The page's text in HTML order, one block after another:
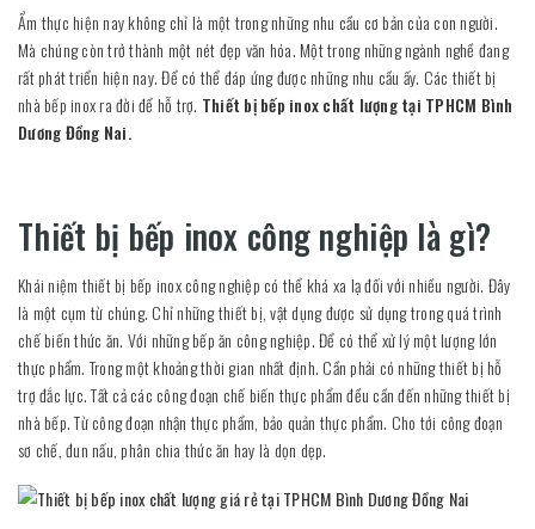
Ẩm thực hiện nay không chỉ là một trong những nhu cầu cơ bản của con người.
Mà chúng còn trở thành một nét đẹp văn hóa. Một trong những ngành nghề đang
rất phát triển hiện nay. Để có thể đáp ứng được những nhu cầu ấy. Các thiết bị
nhà bếp inox ra đời để hỗ trợ. Thiết bị bếp inox chất lượng tại TPHCM Bình
Dương Đồng Nai.
Thiết bị bếp inox công nghiệp là gì?
Khái niệm thiết bị bếp inox công nghiệp có thể khá xa lạ đối với nhiều người. Đây
là một cụm từ chúng. Chỉ những thiết bị, vật dụng được sử dụng trong quá trình
chế biến thức ăn. Với những bếp ăn công nghiệp. Để có thể xử lý một lượng lớn
thực phẩm. Trong một khoảng thời gian nhất định. Cần phải có những thiết bị hỗ
trợ đắc lực. Tất cả các công đoạn chế biến thực phẩm đều cần đến những thiết bị
nhà bếp. Từ công đoạn nhận thực phẩm, bảo quản thực phẩm. Cho tới công đoạn
sơ chế, đun nấu, phân chia thức ăn hay là dọn dẹp.